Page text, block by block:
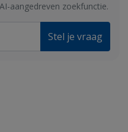
aangedreven zoekfunctie.
Stel je vraag